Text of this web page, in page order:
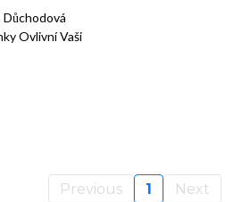
Důchodová
Ovlivní Vaši
Previous 1 Next